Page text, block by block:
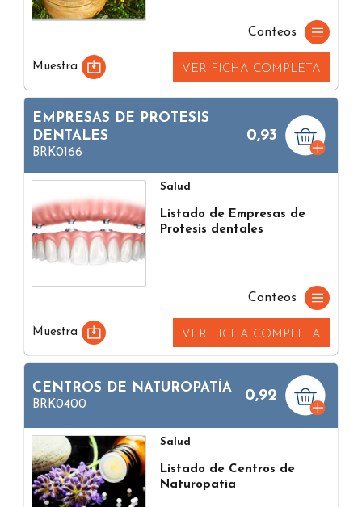
Conteos
Muestra VER FICHA COMPLETA
EMPRESAS DE PROTESIS
DENTALES
BRK0166
0,93
Salud
Listado de Empresas de
Protesis dentales
Conteos
Muestra VER FICHA COMPLETA
CENTROS DE NATUROPATÍA
BRK0400
0,92
Salud
Listado de Centros de
Naturopatía